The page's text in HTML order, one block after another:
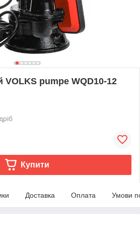
pumpe WQD10-12
Купити
Доставка Оплата Умови